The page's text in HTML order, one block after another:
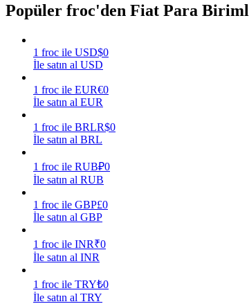
Ticaret stratejileri
Nasıl kârlı kalabileceğinizi öğrenin
Popüler froc'den Fiat Para
1 froc ile USD$0
İle satın al USD
1 froc ile EUR€0
İle satın al EUR
1 froc ile BRLR$0
İle satın al BRL
1 froc ile RUB₽0
İle satın al RUB
1 froc ile GBP£0
İle satın al GBP
1 froc ile INR₹0
İle satın al INR
1 froc ile TRY₺0
İle satın al TRY